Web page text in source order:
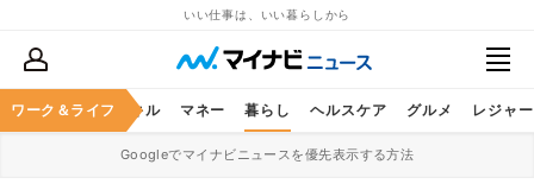
いい仕事は、いい暮らしから
ワーク＆ライフ
ア ビジネススキル マネー 暮らし ヘルスケア グルメ レジャー
Googleでマイナビニュースを優先表示する方法